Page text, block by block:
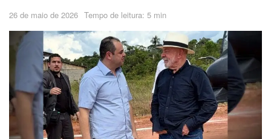
26 de maio de 2026 Tempo de leitura: 5 min